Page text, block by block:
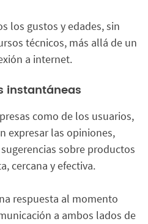
los gustos y edades, sin
técnicos, más allá de un
a internet.
instantáneas
como de los usuarios,
expresar las opiniones,
sobre productos
cercana y efectiva.
respuesta al momento
a ambos lados de